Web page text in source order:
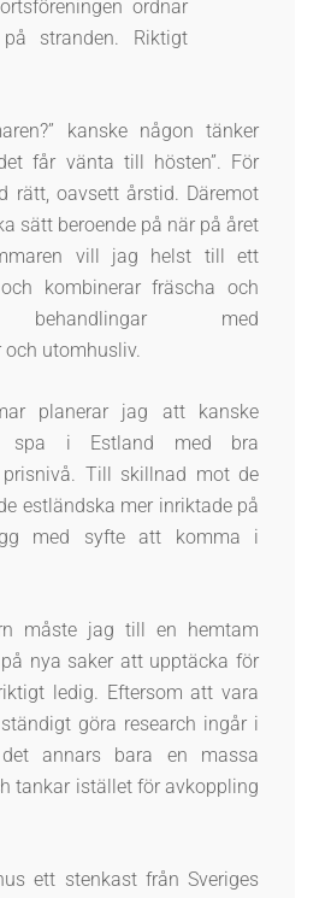
ordnar
stranden. Riktigt
kanske någon tänker
får vänta till hösten”. För
rätt, oavsett årstid. Däremot
sätt beroende på när på året
vill jag helst till ett
kombinerar fräscha och
behandlingar med
utomhusliv.
planerar jag att kanske
spa i Estland med bra
Till skillnad mot de
estländska mer inriktade på
med syfte att komma i
måste jag till en hemtam
nya saker att upptäcka för
ledig. Eftersom att vara
göra research ingår i
annars bara en massa
tankar istället för avkoppling
ett stenkast från Sveriges